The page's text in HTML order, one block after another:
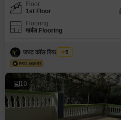
Floor
1st Floor
Flooring
मार्बल Flooring
जस्ट कॉल रियल एस्टेट
5
10